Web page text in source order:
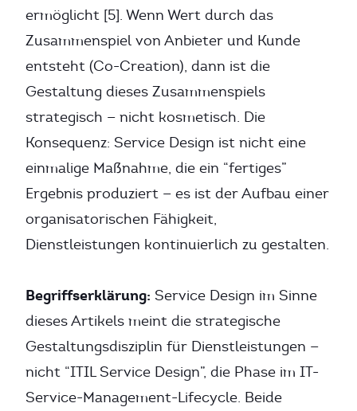
ermöglicht [5]. Wenn Wert durch das
Zusammenspiel von Anbieter und Kunde
entsteht (Co-Creation), dann ist die
Gestaltung dieses Zusammenspiels
strategisch — nicht kosmetisch. Die
Konsequenz: Service Design ist nicht eine
einmalige Maßnahme, die ein “fertiges”
Ergebnis produziert — es ist der Aufbau einer
organisatorischen Fähigkeit,
Dienstleistungen kontinuierlich zu gestalten.
Begriffserklärung: Service Design im Sinne
dieses Artikels meint die strategische
Gestaltungsdisziplin für Dienstleistungen —
nicht “ITIL Service Design”, die Phase im IT-
Service-Management-Lifecycle. Beide